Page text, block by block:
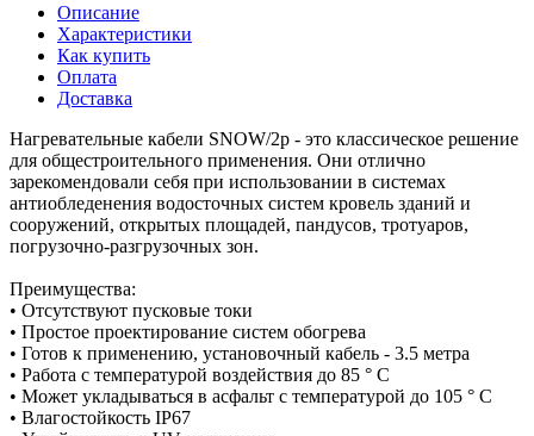
Описание
Характеристики
Как купить
Оплата
Доставка
Нагревательные кабели SNOW/2p - это классическое решение
для общестроительного применения. Они отлично
зарекомендовали себя при использовании в системах
антиобледенения водосточных систем кровель зданий и
сооружений, открытых площадей, пандусов, тротуаров,
погрузочно-разгрузочных зон.
Преимущества:
• Отсутствуют пусковые токи
• Простое проектирование систем обогрева
• Готов к применению, установочный кабель - 3.5 метра
• Работа с температурой воздействия до 85 ° С
• Может укладываться в асфальт с температурой до 105 ° С
• Влагостойкость IP67